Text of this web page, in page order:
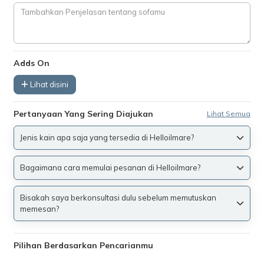
Adds On
Lihat disini
Pertanyaan Yang Sering Diajukan Lihat Semua
Jenis kain apa saja yang tersedia di Helloilmare?
Bagaimana cara memulai pesanan di Helloilmare?
Bisakah saya berkonsultasi dulu sebelum memutuskan
memesan?
Pilihan Berdasarkan Pencarianmu